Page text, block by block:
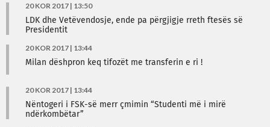
20 KOR 2017 | 13:50
LDK dhe Vetëvendosje, ende pa përgjigje rreth ftesës së
Presidentit
20 KOR 2017 | 13:44
Milan dëshpron keq tifozët me transferin e ri !
20 KOR 2017 | 13:44
Nëntogeri i FSK-së merr çmimin “Studenti më i mirë
ndërkombëtar”